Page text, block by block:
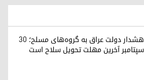
هشدار دولت عراق به گروه‌های مسلح؛ ۳۰
سپتامبر آخرین مهلت تحویل سلاح است